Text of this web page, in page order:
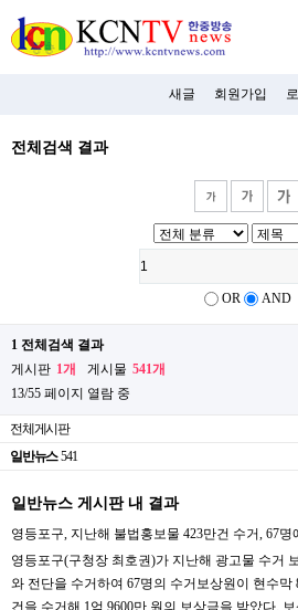
새글 회원가입
전체검색 결과
OR AND
1 전체검색 결과
게시판 1개 게시물 541개
13/55 페이지 열람 중
전체게시판
일반뉴스 541
일반뉴스 게시판 내 결과
영등포구, 지난해 불법홍보물 423만건 수거, 67명
영등포구(구청장 최호권)가 지난해 광고물 수거
와 전단을 수거하여 67명의 수거보상원이 현수막
건을 수거해 1억 9600만 원의 보상금을 받았다.